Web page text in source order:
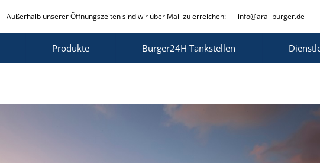
Außerhalb unserer Öffnungszeiten sind wir über Mail zu erreichen: info@aral-burger.de
Produkte Burger24H Tankstellen